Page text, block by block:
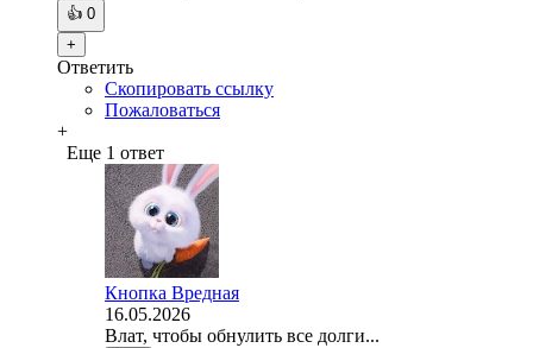
👍 0
+
Ответить
Скопировать ссылку
Пожаловаться
+
Еще 1 ответ
Кнопка Вредная
16.05.2026
Влат, чтобы обнулить все долги...